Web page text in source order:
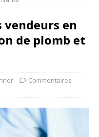
vendeurs en
de plomb et
Commentaires